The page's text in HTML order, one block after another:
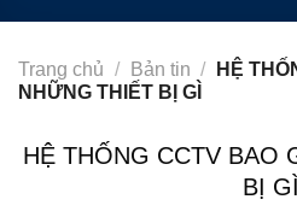
Trang chủ / Bản tin /
HỆ
NHỮNG THIẾT BỊ GÌ
HỆ THỐNG CCTV BAO
BỊ GÌ